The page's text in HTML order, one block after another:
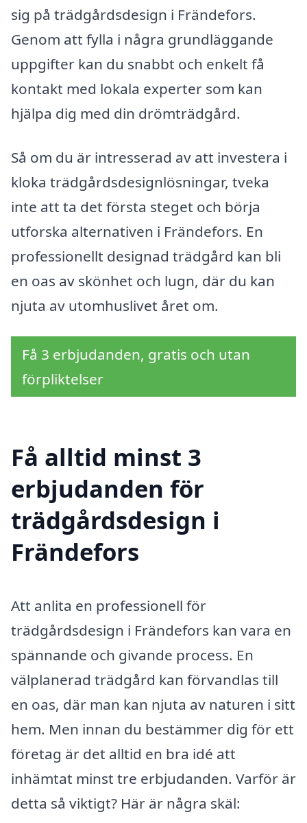
sig på trädgårdsdesign i Frändefors.
Genom att fylla i några grundläggande
uppgifter kan du snabbt och enkelt få
kontakt med lokala experter som kan
hjälpa dig med din drömträdgård.
Så om du är intresserad av att investera i
kloka trädgårdsdesignlösningar, tveka
inte att ta det första steget och börja
utforska alternativen i Frändefors. En
professionellt designad trädgård kan bli
en oas av skönhet och lugn, där du kan
njuta av utomhuslivet året om.
Få 3 erbjudanden, gratis och utan
förpliktelser
Få alltid minst 3
erbjudanden för
trädgårdsdesign i
Frändefors
Att anlita en professionell för
trädgårdsdesign i Frändefors kan vara en
spännande och givande process. En
välplanerad trädgård kan förvandlas till
en oas, där man kan njuta av naturen i sitt
hem. Men innan du bestämmer dig för ett
företag är det alltid en bra idé att
inhämtat minst tre erbjudanden. Varför är
detta så viktigt? Här är några skäl: